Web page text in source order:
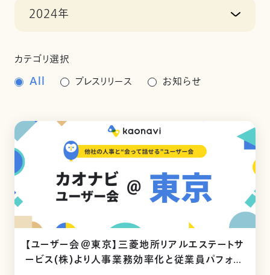
2024年
カテゴリ選択
All プレスリリース お知らせ
【ユーザー会＠東京】三菱地所リアルエステートサ
ービス(株)より人事業務効率化と従業員パフォー